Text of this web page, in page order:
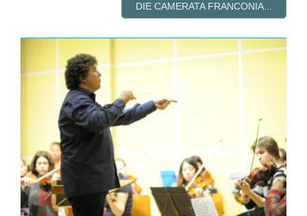
DIE CAMERATA FRANCONIA...